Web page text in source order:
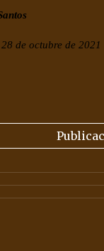
de octubre de 2021